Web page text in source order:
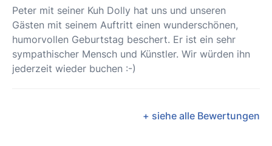
Peter mit seiner Kuh Dolly hat uns und unseren
Gästen mit seinem Auftritt einen wunderschönen,
humorvollen Geburtstag beschert. Er ist ein sehr
sympathischer Mensch und Künstler. Wir würden ihn
jederzeit wieder buchen :-)
+ siehe alle Bewertungen